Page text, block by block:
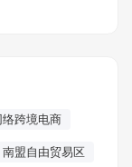
络跨境电商
南盟自由贸易区